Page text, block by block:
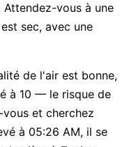
Attendez-vous à une
sec, avec une
de l'air est bonne,
à 10 — le risque de
et cherchez
à 05:26 AM, il se